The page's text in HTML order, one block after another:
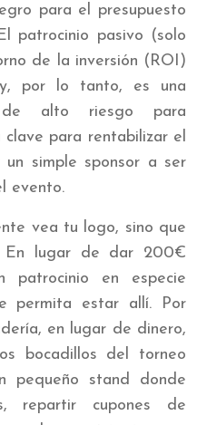
para el presupuesto
patrocinio pasivo (solo
de la inversión (ROI)
por lo tanto, es una
alto riesgo para
para rentabilizar el
simple sponsor a ser
evento.
vea tu logo, sino que
En lugar de dar 200€
en especie
permita estar allí. Por
en lugar de dinero,
bocadillos del torneo
pequeño stand donde
repartir cupones de